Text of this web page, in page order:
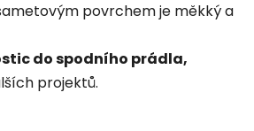
povrchem je měkký a
do spodního prádla,
projektů.